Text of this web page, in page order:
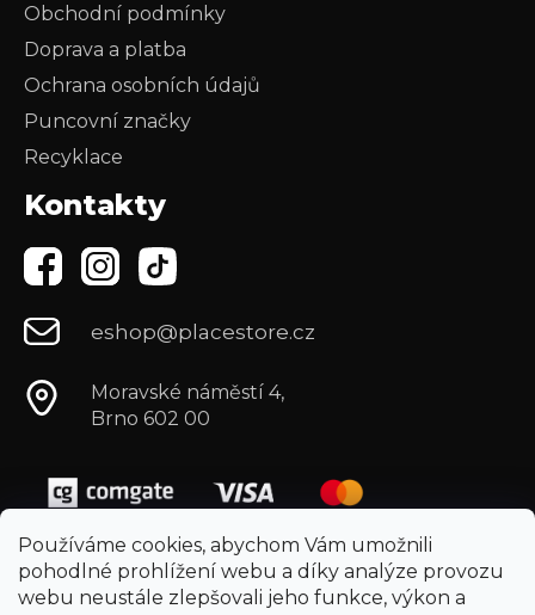
Používáme cookies, abychom Vám umožnili
pohodlné prohlížení webu a díky analýze provozu
webu neustále zlepšovali jeho funkce, výkon a
Obchodní podmínky
Doprava a platba
Ochrana osobních údajů
Puncovní značky
Recyklace
Kontakty
eshop@placestore.cz
Moravské náměstí 4,
Brno 602 00